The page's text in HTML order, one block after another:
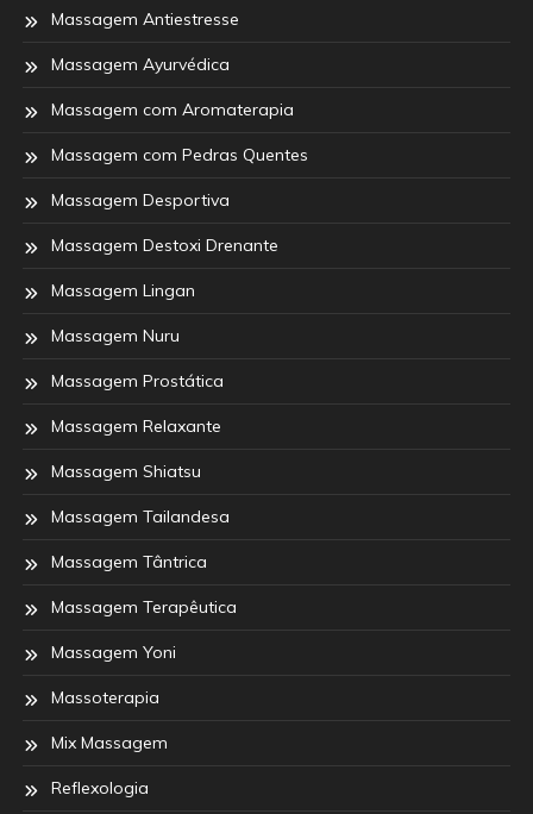
Massagem Antiestresse
Massagem Ayurvédica
Massagem com Aromaterapia
Massagem com Pedras Quentes
Massagem Desportiva
Massagem Destoxi Drenante
Massagem Lingan
Massagem Nuru
Massagem Prostática
Massagem Relaxante
Massagem Shiatsu
Massagem Tailandesa
Massagem Tântrica
Massagem Terapêutica
Massagem Yoni
Massoterapia
Mix Massagem
Reflexologia